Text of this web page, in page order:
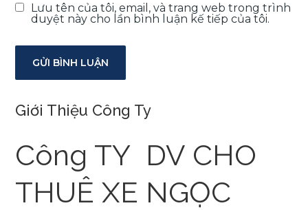
Lưu tên của tôi, email, và trang web trong trình
duyệt này cho lần bình luận kế tiếp của tôi.
Giới Thiệu Công Ty
Công TY DV CHO
THUÊ XE NGỌC